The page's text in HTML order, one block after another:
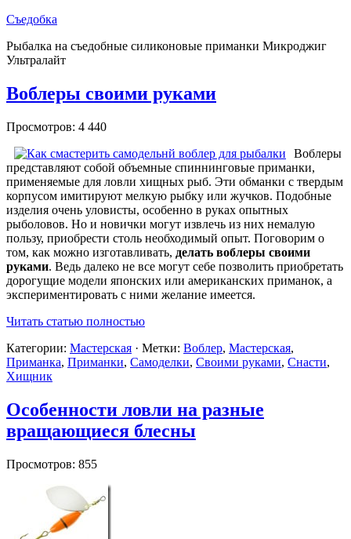
Съедобка
Рыбалка на съедобные силиконовые приманки Микроджиг
Ультралайт
Воблеры своими руками
Просмотров: 4 440
Воблеры
представляют собой объемные спиннинговые приманки,
применяемые для ловли хищных рыб. Эти обманки с твердым
корпусом имитируют мелкую рыбку или жучков. Подобные
изделия очень уловисты, особенно в руках опытных
рыболовов. Но и новички могут извлечь из них немалую
пользу, приобрести столь необходимый опыт. Поговорим о
том, как можно изготавливать, делать воблеры своими
руками. Ведь далеко не все могут себе позволить приобретать
дорогущие модели японских или американских приманок, а
экспериментировать с ними желание имеется.
Читать статью полностью
Категории: Мастерская · Метки: Воблер, Мастерская,
Приманка, Приманки, Самоделки, Своими руками, Снасти,
Хищник
Особенности ловли на разные
вращающиеся блесны
Просмотров: 855